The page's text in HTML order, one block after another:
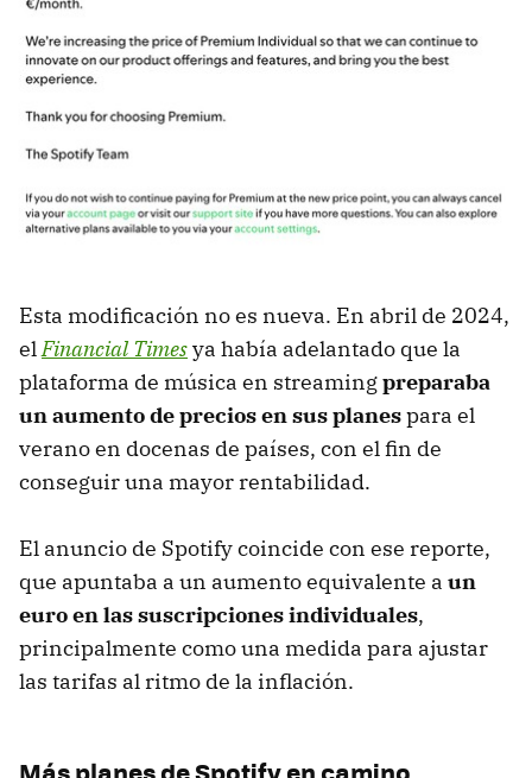
Esta modificación no es nueva. En abril de 2024,
elFinancial Timesya había adelantado que la
plataforma de música en streamingpreparaba
un aumento de precios en sus planespara el
verano en docenas de países, con el fin de
conseguir una mayor rentabilidad.
El anuncio de Spotify coincide con ese reporte,
que apuntaba a un aumento equivalente a un
euro en las suscripciones individuales,
principalmente como una medida para ajustar
las tarifas al ritmo de la inflación.